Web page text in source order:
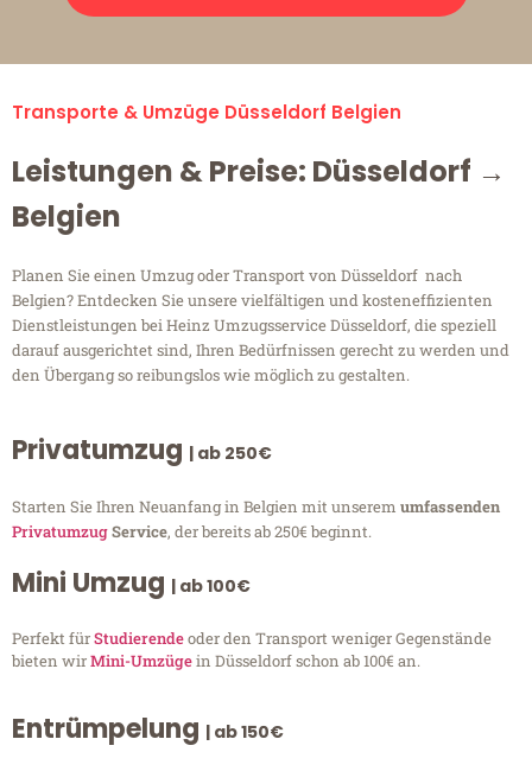
Transporte & Umzüge Düsseldorf Belgien
Leistungen & Preise: Düsseldorf →
Belgien
Planen Sie einen Umzug oder Transport von Düsseldorf nach
Belgien? Entdecken Sie unsere vielfältigen und kosteneffizienten
Dienstleistungen bei Heinz Umzugsservice Düsseldorf, die speziell
darauf ausgerichtet sind, Ihren Bedürfnissen gerecht zu werden und
den Übergang so reibungslos wie möglich zu gestalten.
Privatumzug | ab 250€
Starten Sie Ihren Neuanfang in Belgien mit unserem umfassenden
PrivatumzugService, der bereits ab 250€ beginnt.
Mini Umzug | ab 100€
Perfekt fürStudierendeoder den Transport weniger Gegenstände
bieten wirMini-Umzügein Düsseldorf schon ab 100€ an.
Entrümpelung | ab 150€